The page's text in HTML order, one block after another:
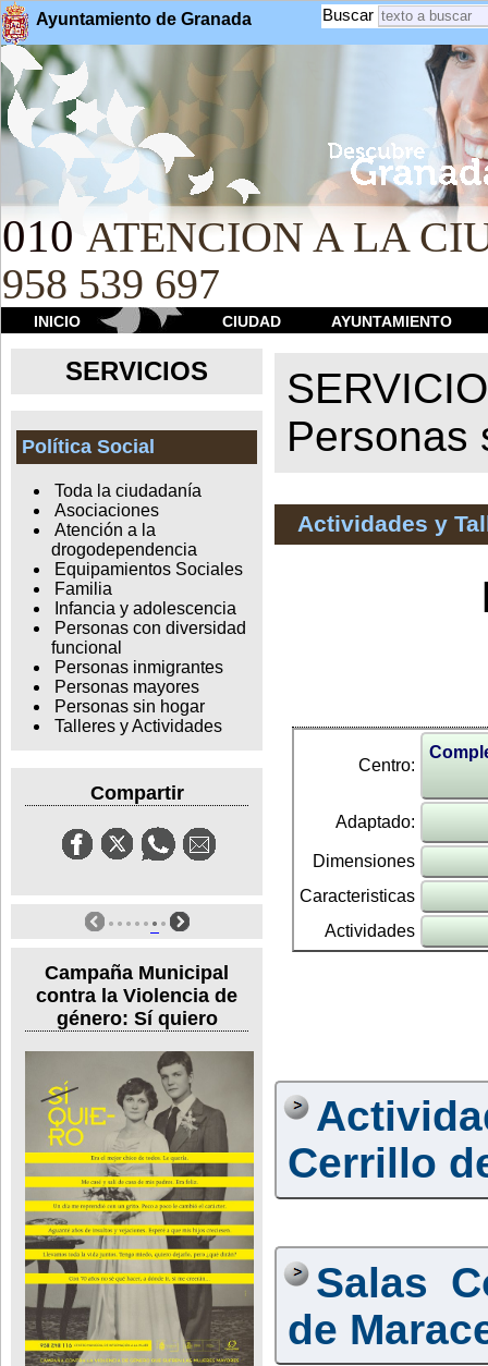
Ayuntamiento de Granada Buscar
010 ATENCION A LA
958 539 697
INICIO CIUDAD AYUNTAMIENTO
SERVICIOS
Política Social
Toda la ciudadanía
Asociaciones
Atención a la
drogodependencia
Equipamientos Sociales
Familia
Infancia y adolescencia
Personas con diversidad
funcional
Personas inmigrantes
Personas mayores
Personas sin hogar
Talleres y Actividades
Compartir
Campaña Municipal
contra la Violencia de
género: Sí quiero
Personas
Actividades y
Centro:
Adaptado:
Dimensiones
Caracteristicas
Actividades
Cerrillo
Salas
de